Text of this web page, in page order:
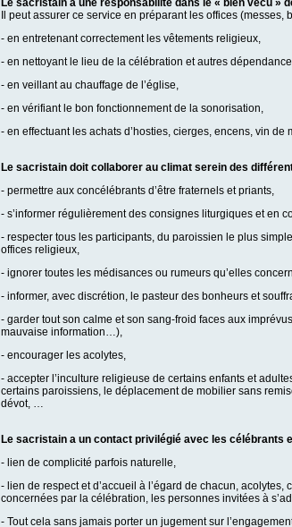
Le sacristain a une responsabilité dans le « bien vécu »
Il peut assurer ce service en préparant les offices
- en entretenant correctement les vêtements religieux,
- en nettoyant le lieu de la célébration et autres
- en veillant au chauffage de l’église,
- en vérifiant le bon fonctionnement de la sonorisation,
- en effectuant les achats d’hosties, cierges, encens, vin de
Le sacristain doit collaborer au climat serein des
- permettre aux concélébrants d’être fraternels et priants,
- s’informer régulièrement des consignes liturgiques et en
- respecter tous les participants, du paroissien le plus
offices religieux,
- ignorer toutes les médisances ou rumeurs qu’elles
- informer, avec discrétion, le pasteur des bonheurs et
- garder tout son calme et son sang-froid faces aux
mauvaise information…),
- encourager les acolytes,
- accepter l’inculture religieuse de certains enfants et
certains paroissiens, le déplacement de mobilier sans
dévot, …
Le sacristain a un contact privilégié avec les célébrants
- lien de complicité parfois naturelle,
- lien de respect et d’accueil à l’égard de chacun,
concernées par la célébration, les personnes invitées à
- Tout cela sans jamais porter un jugement sur